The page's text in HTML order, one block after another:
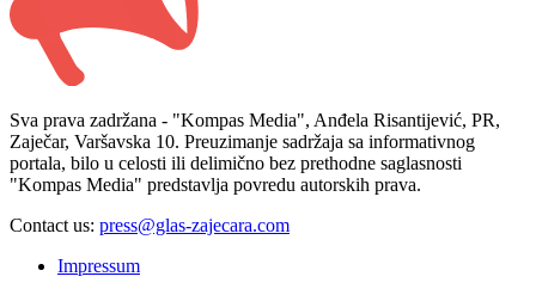
Sva prava zadržana - "Kompas Media", Anđela Risantijević, PR,
Zaječar, Varšavska 10. Preuzimanje sadržaja sa informativnog
portala, bilo u celosti ili delimično bez prethodne saglasnosti
"Kompas Media" predstavlja povredu autorskih prava.
Contact us: press@glas-zajecara.com
Impressum